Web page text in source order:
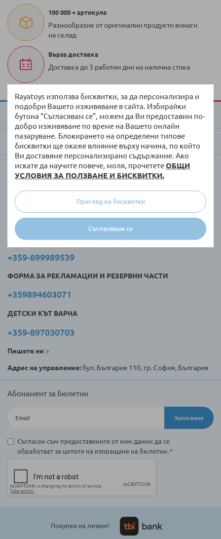
Rayatoys използва бисквитки, за да персонализира и
подобри Вашето изживяване в сайта. Избирайки
бутона “Съгласявам се”, можем да Ви предоставим по-
добро изживяване по време на Вашето онлайн
пазаруване. Блокирането на определени типове
бисквитки ще окаже влияние върху начина, по който
Ви доставяме персонализирано съдържание. Ако
искате да научите повече, моля, прочететеОБЩИ
УСЛОВИЯ ЗА ПОЛЗВАНЕ И БИСКВИТКИ.
Съгласявам се
Преглед на бисквитки
100 000 + артикула
Разнообразие от оригинални продукти винаги
на склад
Бърза доставка
Доставка до 3 работни дни на налична стока
За Raya Toys
Търговци и клиенти
Обслужване по телефона:
Понеделник - петък, от 9-18 ч.:
САЙТ
+359-895807070
+359-899989539
ФОРМА ЗА РЕКЛАМАЦИИ И РЕЗЕРВНИ ЧАСТИ
+359894603071
ДЕТСКИ КЪТ ВАРНА
+359-897030703
Пишете ни >
Адрес на управление:бул. България 110, гр. София, България
Абонамент за бюлетин
Записване
Съгласен съм предоставените от мен данни да се
обработват за целите на изпращане на бюлетин.
Покупки на лизинг: